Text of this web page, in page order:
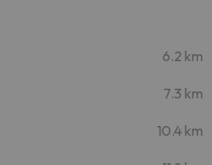
6.2 km
7.3 km
10.4 km